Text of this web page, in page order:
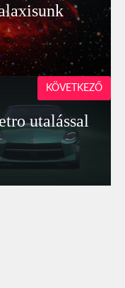
utalással
KÖVETKEZŐ